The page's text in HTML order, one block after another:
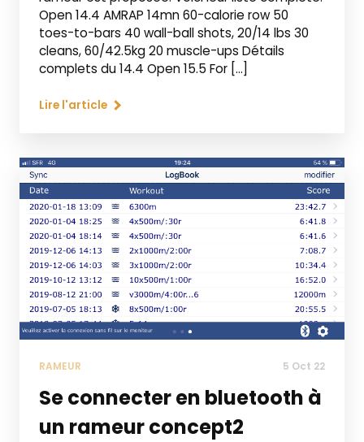
Open 14.4 AMRAP 14mn 60-calorie row 50
toes-to-bars 40 wall-ball shots, 20/14 lbs 30
cleans, 60/42.5kg 20 muscle-ups Détails
complets du 14.4 Open 15.5 For […]
Lire l'article
RAMEUR 5 Oct 22
Se connecter en bluetooth à
un rameur concept2